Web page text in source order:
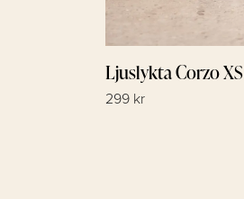
Ljuslykta Corzo XS
299 kr